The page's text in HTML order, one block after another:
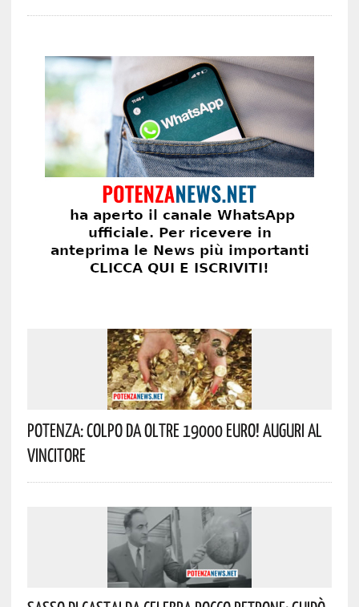
Potenza: Colpo Da Oltre 19000 Euro! Auguri Al
Vincitore